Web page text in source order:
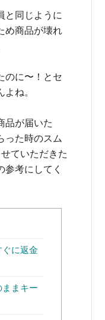
と同じように
め商品が壊れ
のに〜！とセ
ね。
品が届いた
った時のスム
ていただきた
考にしてく
に返金
まキー